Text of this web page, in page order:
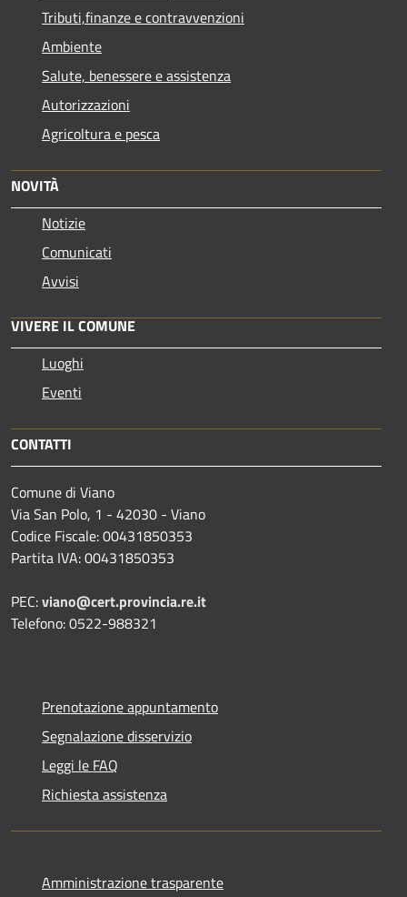
Tributi,finanze e contravvenzioni
Ambiente
Salute, benessere e assistenza
Autorizzazioni
Agricoltura e pesca
NOVITÀ
Notizie
Comunicati
Avvisi
VIVERE IL COMUNE
Luoghi
Eventi
CONTATTI
Comune di Viano
Via San Polo, 1 - 42030 - Viano
Codice Fiscale: 00431850353
Partita IVA: 00431850353
PEC:viano@cert.provincia.re.it
Telefono: 0522-988321
Prenotazione appuntamento
Segnalazione disservizio
Leggi le FAQ
Richiesta assistenza
Amministrazione trasparente